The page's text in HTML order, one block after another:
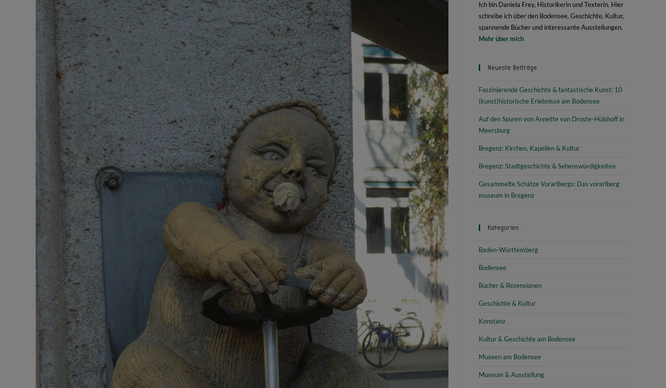
Ich bin Daniela Frey, Historikerin und Texterin. Hier
schreibe ich über den Bodensee, Geschichte, Kultur,
spannende Bücher und interessante Ausstellungen.
Mehr über mich
Neueste Beiträge
Faszinierende Geschichte & fantastische Kunst: 10
(kunst)historische Erlebnisse am Bodensee
Auf den Spuren von Annette von Droste-Hülshoff in
Meersburg
Bregenz: Kirchen, Kapellen & Kultur
Bregenz: Stadtgeschichte & Sehenswürdigkeiten
Gesammelte Schätze Vorarlbergs: Das vorarlberg
museum in Bregenz
Kategorien
Baden-Württemberg
Bodensee
Bücher & Rezensionen
Geschichte & Kultur
Konstanz
Kultur & Geschichte am Bodensee
Museen am Bodensee
Museum & Ausstellung